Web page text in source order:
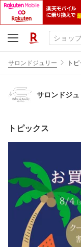
サロンドジュリー ト
サロンドジュ
トピックス